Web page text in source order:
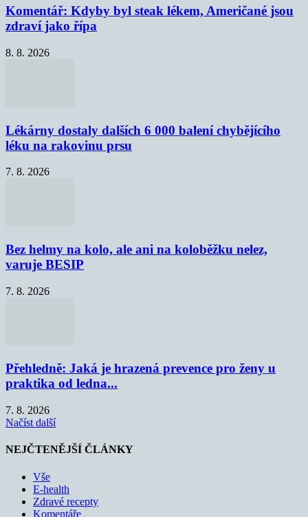
Komentář: Kdyby byl steak lékem, Američané jsou
zdraví jako řípa
8. 8. 2026
Lékárny dostaly dalších 6 000 balení chybějícího
léku na rakovinu prsu
7. 8. 2026
Bez helmy na kolo, ale ani na koloběžku nelez,
varuje BESIP
7. 8. 2026
Přehledně: Jaká je hrazená prevence pro ženy u
praktika od ledna...
7. 8. 2026
Načíst další
NEJČTENĚJŠÍ ČLÁNKY
Vše
E-health
Zdravé recepty
Komentáře